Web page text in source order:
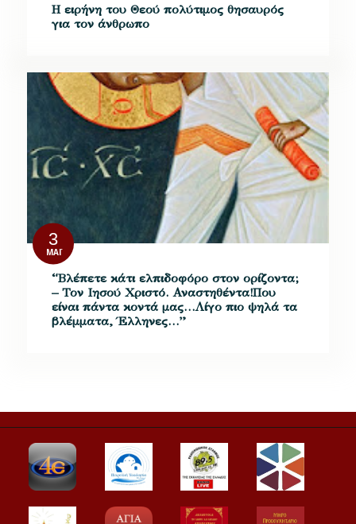
Η ειρήνη του Θεού πολύτιμος θησαυρός
για τον άνθρωπο
3
ΜΆΙ
“Βλέπετε κάτι ελπιδοφόρο στον ορίζοντα;
– Τον Ιησού Χριστό. Αναστηθέντα!Που
είναι πάντα κοντά μας…Λίγο πιο ψηλά τα
βλέμματα, Έλληνες…”